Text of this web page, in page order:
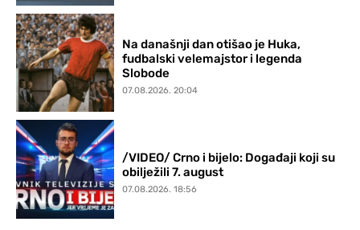
Na današnji dan otišao je Huka,
fudbalski velemajstor i legenda
Slobode
07.08.2026. 20:04
/VIDEO/ Crno i bijelo: Događaji koji su
obilježili 7. august
07.08.2026. 18:56